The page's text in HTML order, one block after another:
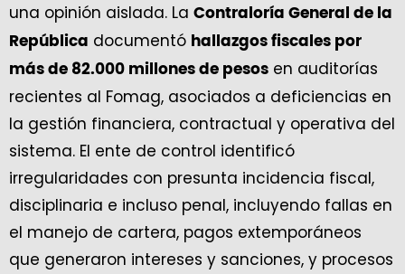
una opinión aislada. La Contraloría General de la
República documentó hallazgos fiscales por
más de 82.000 millones de pesos en auditorías
recientes al Fomag, asociados a deficiencias en
la gestión financiera, contractual y operativa del
sistema. El ente de control identificó
irregularidades con presunta incidencia fiscal,
disciplinaria e incluso penal, incluyendo fallas en
el manejo de cartera, pagos extemporáneos
que generaron intereses y sanciones, y procesos